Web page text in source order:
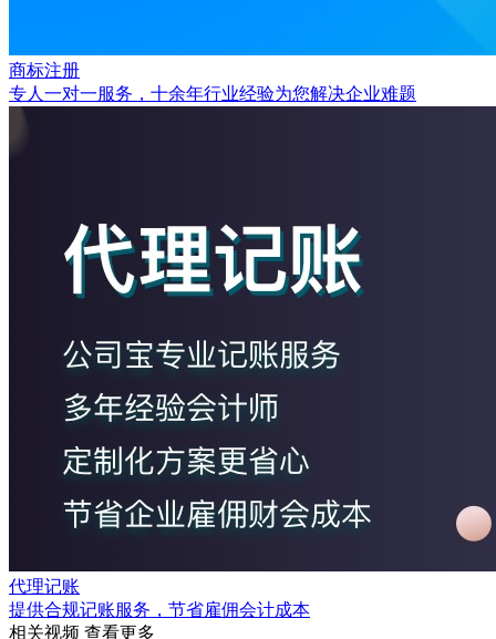
商标注册
专人一对一服务，十余年行业经验为您解决企业难题
代理记账
提供合规记账服务，节省雇佣会计成本
相关视频 查看更多